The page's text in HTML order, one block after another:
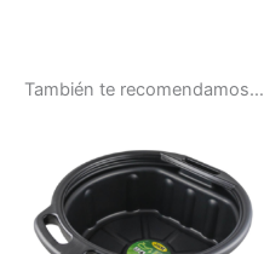
También te recomendamos…